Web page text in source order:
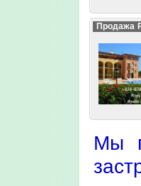
Продажа
Mы